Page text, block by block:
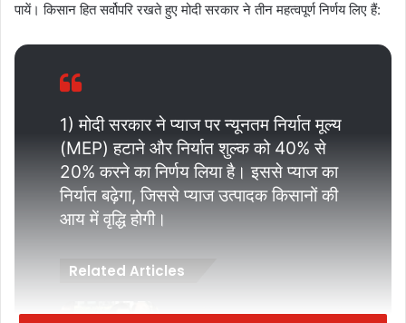
पायें। किसान हित सर्वोपरि रखते हुए मोदी सरकार ने तीन महत्वपूर्ण निर्णय लिए हैं:
1) मोदी सरकार ने प्याज पर न्यूनतम निर्यात मूल्य
(MEP) हटाने और निर्यात शुल्क को 40% से
20% करने का निर्णय लिया है। इससे प्याज का
निर्यात बढ़ेगा, जिससे प्याज उत्पादक किसानों की
आय में वृद्धि होगी।
Related Articles
RJD विधायक दल का नेता बने